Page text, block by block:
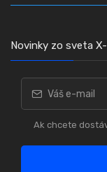
Novinky zo sveta
Ak chcete